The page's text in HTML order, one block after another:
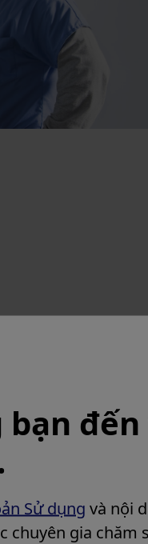
bạn
Sử dụng và nội
chuyên gia